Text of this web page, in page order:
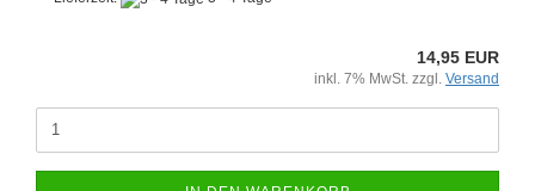
14,95 EUR
inkl. 7% MwSt. zzgl. Versand